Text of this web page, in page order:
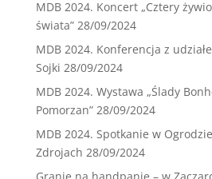
MDB 2024. Koncert „Cztery
świata” 28/09/2024
MDB 2024. Konferencja z
Sojki 28/09/2024
MDB 2024. Wystawa „Ślady
Pomorzan” 28/09/2024
MDB 2024. Spotkanie w
Zdrojach 28/09/2024